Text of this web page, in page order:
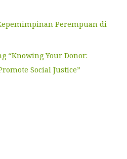
Perempuan di
“Knowing Your Donor:
Social Justice”